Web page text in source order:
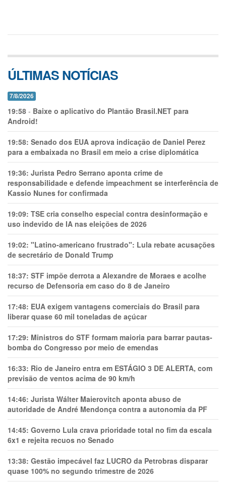
ÚLTIMAS NOTÍCIAS
7/8/2026
19:58 - Baixe o aplicativo do Plantão Brasil.NET para
Android!
19:58: Senado dos EUA aprova indicação de Daniel Perez
para a embaixada no Brasil em meio a crise diplomática
19:36: Jurista Pedro Serrano aponta crime de
responsabilidade e defende impeachment se interferência de
Kassio Nunes for confirmada
19:09: TSE cria conselho especial contra desinformação e
uso indevido de IA nas eleições de 2026
19:02: "Latino-americano frustrado": Lula rebate acusações
de secretário de Donald Trump
18:37: STF impõe derrota a Alexandre de Moraes e acolhe
recurso de Defensoria em caso do 8 de Janeiro
17:48: EUA exigem vantagens comerciais do Brasil para
liberar quase 60 mil toneladas de açúcar
17:29: Ministros do STF formam maioria para barrar pautas-
bomba do Congresso por meio de emendas
16:33: Rio de Janeiro entra em ESTÁGIO 3 DE ALERTA, com
previsão de ventos acima de 90 km/h
14:46: Jurista Wálter Maierovitch aponta abuso de
autoridade de André Mendonça contra a autonomia da PF
14:45: Governo Lula crava prioridade total no fim da escala
6x1 e rejeita recuos no Senado
13:38: Gestão impecável faz LUCRO da Petrobras disparar
quase 100% no segundo trimestre de 2026